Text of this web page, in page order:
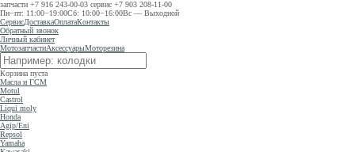
запчасти +7 916 243-00-03 сервис +7 903 208-11-00
Пн−пт: 11:00−19:00Сб: 10:00−16:00Вс — Выходной
СервисДоставкаОплатаКонтакты
Обратный звонок
Личный кабинет
МотозапчастиАксессуарыМоторезина
Корзина пуста
Масла и ГСМ
Motul
Castrol
Liqui moly
Honda
Agip/Eni
Repsol
Yamaha